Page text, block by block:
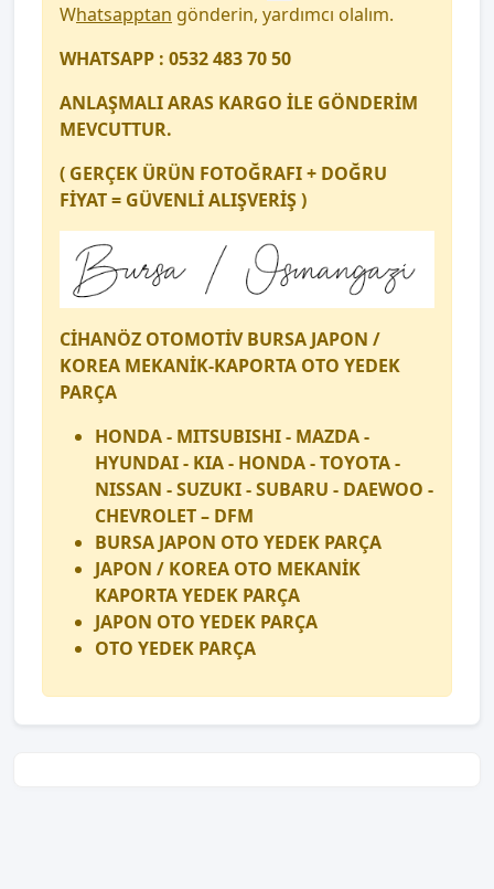
Whatsapptan gönderin, yardımcı olalım.
WHATSAPP : 0532 483 70 50
ANLAŞMALI ARAS KARGO İLE GÖNDERİM
MEVCUTTUR.
( GERÇEK ÜRÜN FOTOĞRAFI + DOĞRU
FİYAT = GÜVENLİ ALIŞVERİŞ )
CİHANÖZ OTOMOTİV BURSA JAPON /
KOREA MEKANİK-KAPORTA OTO YEDEK
PARÇA
HONDA - MITSUBISHI - MAZDA -
HYUNDAI - KIA - HONDA - TOYOTA -
NISSAN - SUZUKI - SUBARU - DAEWOO -
CHEVROLET – DFM
BURSA JAPON OTO YEDEK PARÇA
JAPON / KOREA OTO MEKANİK
KAPORTA YEDEK PARÇA
JAPON OTO YEDEK PARÇA
OTO YEDEK PARÇA